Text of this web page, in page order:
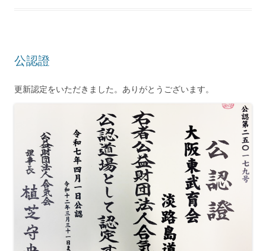
公認證
更新認定をいただきました。ありがとうございます。